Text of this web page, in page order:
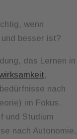
wenn
besser ist?
das Lernen in
,
nach
im Fokus.
und Studium
nach Autonomie,